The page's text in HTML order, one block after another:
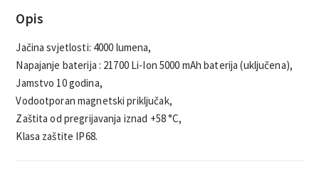
Opis
Jačina svjetlosti: 4000 lumena,
Napajanje baterija : 21700 Li-Ion 5000 mAh baterija (uključena),
Jamstvo 10 godina,
Vodootporan magnetski priključak,
Zaštita od pregrijavanja iznad +58 °C,
Klasa zaštite IP68.